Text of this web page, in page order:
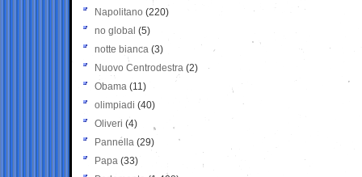
Napolitano (220)
no global (5)
notte bianca (3)
Nuovo Centrodestra (2)
Obama (11)
olimpiadi (40)
Oliveri (4)
Pannella (29)
Papa (33)